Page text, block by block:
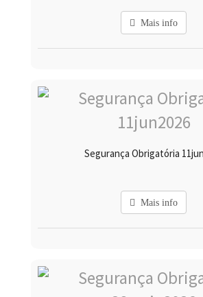
Mais info
Segurança Obrigatória
Mais info